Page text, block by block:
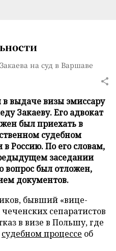
на суд в Варшаве
выдаче визы эмиссару
Закаеву. Его адвокат
был приехать в
судебном
Россию. По его словам,
заседании
вопрос был отложен,
документов.
бывший «вице-
сепаратистов
в визе в Польшу, где
судебном процессе об